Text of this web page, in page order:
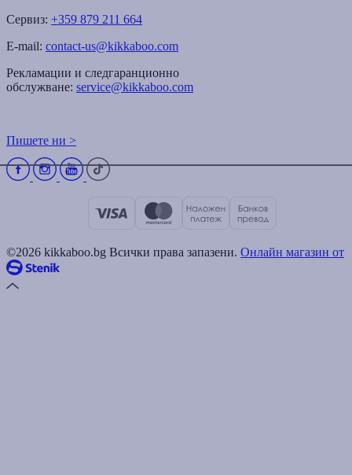
Сервиз: +359 879 211 664
E-mail: contact-us@kikkaboo.com
Рекламации и следгаранционно
обслужване: service@kikkaboo.com
Пишете ни >
©2026 kikkaboo.bg Всички права запазени. Онлайн магазин от